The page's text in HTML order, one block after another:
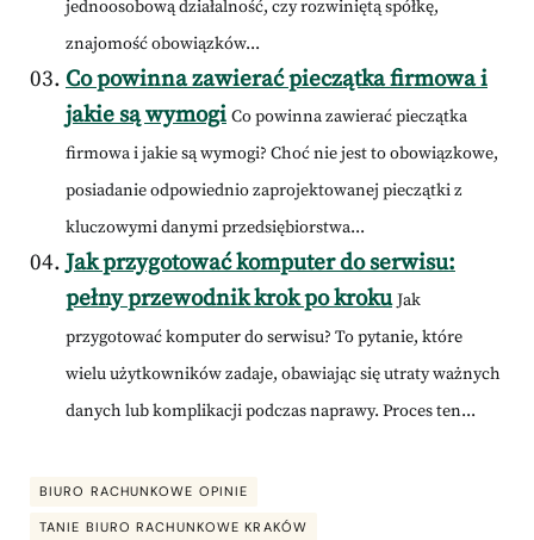
jednoosobową działalność, czy rozwiniętą spółkę,
znajomość obowiązków...
Co powinna zawierać pieczątka firmowa i
jakie są wymogi Co powinna zawierać pieczątka
firmowa i jakie są wymogi? Choć nie jest to obowiązkowe,
posiadanie odpowiednio zaprojektowanej pieczątki z
kluczowymi danymi przedsiębiorstwa...
Jak przygotować komputer do serwisu:
pełny przewodnik krok po kroku Jak
przygotować komputer do serwisu? To pytanie, które
wielu użytkowników zadaje, obawiając się utraty ważnych
danych lub komplikacji podczas naprawy. Proces ten...
BIURO RACHUNKOWE OPINIE
TANIE BIURO RACHUNKOWE KRAKÓW